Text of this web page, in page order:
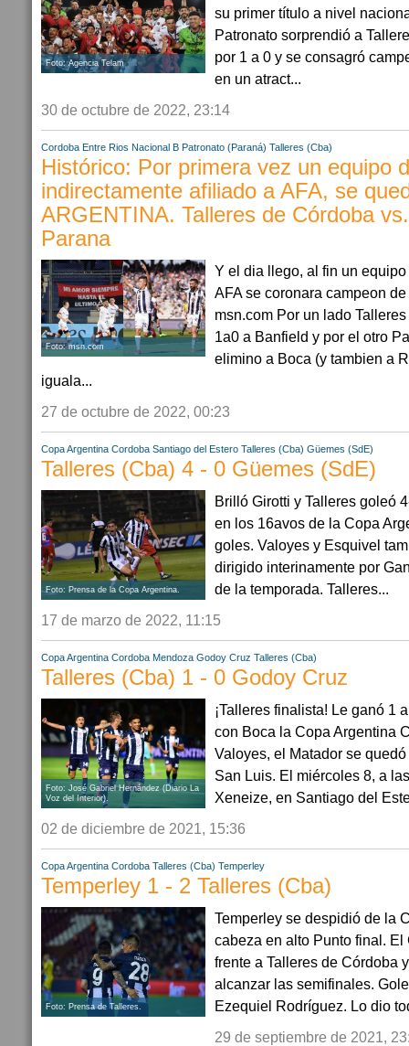
Foto: Agencia Telam
su primer título a nivel
Patronato sorprendió a
por 1 a 0 y se consagró
en un atract...
30 de octubre de 2022, 23:14
Cordoba Entre Rios Nacional B Patronato (Paraná) Talleres (Cba)
Histórico: Por primera vez un equipo
indirectamente afiliado a AFA, se
ARGENTINA. Talleres de Córdoba
Parana
Foto: msn.com
Y el dia llego, al fin un
AFA se coronara campeon
msn.com Por un lado
1a0 a Banfield y por el otro
elimino a Boca (y tambien a
iguala...
27 de octubre de 2022, 00:23
Copa Argentina Cordoba Santiago del Estero Talleres (Cba) Güemes (SdE)
Talleres (Cba) 4 - 0 Güemes (SdE)
Foto: Prensa de la Copa Argentina.
Brilló Girotti y Talleres goleó
en los 16avos de la Copa
goles. Valoyes y Esquivel
dirigido interinamente por
de la temporada. Talleres...
17 de marzo de 2022, 11:15
Copa Argentina Cordoba Mendoza Godoy Cruz Talleres (Cba)
Talleres (Cba) 1 - 0 Godoy Cruz
Foto: José Gabriel Hernández (Diario La
Voz del Interior).
¡Talleres finalista! Le ganó 1
con Boca la Copa Argentina
Valoyes, el Matador se
San Luis. El miércoles 8, a
Xeneize, en Santiago del
02 de diciembre de 2021, 15:36
Copa Argentina Cordoba Talleres (Cba) Temperley
Temperley 1 - 2 Talleres (Cba)
Foto: Prensa de Talleres.
Temperley se despidió de la
cabeza en alto Punto final. El
frente a Talleres de Córdoba
alcanzar las semifinales.
Ezequiel Rodríguez. Lo dio
29 de septiembre de 2021,